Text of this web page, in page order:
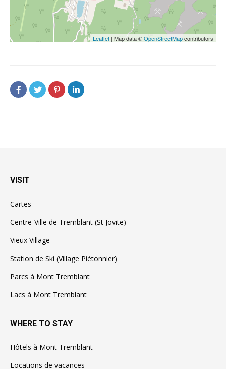
Leaflet | Map data ©OpenStreetMapcontributors
VISIT
Cartes
Centre-Ville de Tremblant (St Jovite)
Vieux Village
Station de Ski (Village Piétonnier)
Parcs à Mont Tremblant
Lacs à Mont Tremblant
WHERE TO STAY
Hôtels à Mont Tremblant
Locations de vacances